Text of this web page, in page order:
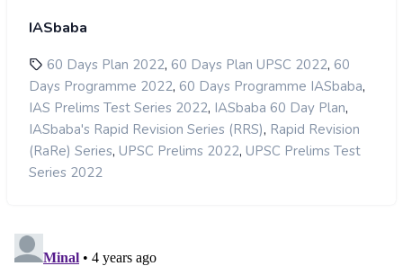
IASbaba
60 Days Plan 2022, 60 Days Plan UPSC 2022, 60
Days Programme 2022, 60 Days Programme IASbaba,
IAS Prelims Test Series 2022, IASbaba 60 Day Plan,
IASbaba's Rapid Revision Series (RRS), Rapid Revision
(RaRe) Series, UPSC Prelims 2022, UPSC Prelims Test
Series 2022